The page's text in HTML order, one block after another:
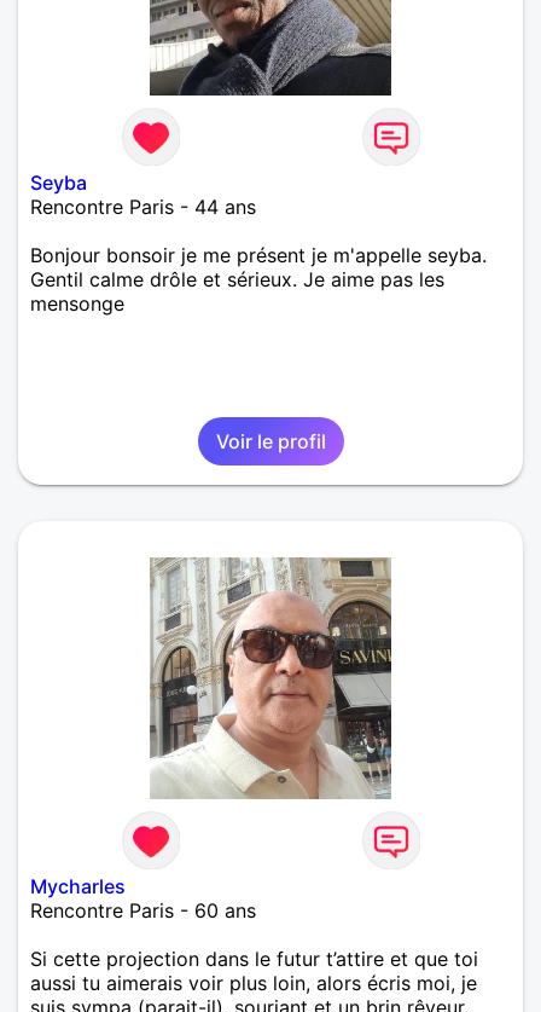
Seyba
Rencontre Paris - 44 ans
Bonjour bonsoir je me présent je m'appelle seyba.
Gentil calme drôle et sérieux. Je aime pas les
mensonge
Voir le profil
Mycharles
Rencontre Paris - 60 ans
Si cette projection dans le futur t’attire et que toi
aussi tu aimerais voir plus loin, alors écris moi, je
suis sympa (parait-il), souriant et un brin rêveur.